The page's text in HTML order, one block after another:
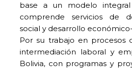
base a un modelo
comprende servicios de
social y desarrollo
Por su trabajo en procesos
intermediación laboral y
Bolivia, con programas y